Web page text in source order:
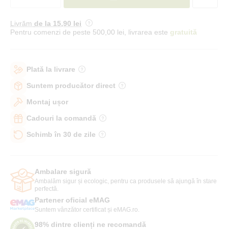
Livrăm de la 15,90 lei
Pentru comenzi de peste 500,00 lei, livrarea este gratuită
Plată la livrare
Suntem producător direct
Montaj ușor
Cadouri la comandă
Schimb în 30 de zile
Ambalare sigură
Ambalăm sigur și ecologic, pentru ca produsele să ajungă în stare
perfectă.
Partener oficial eMAG
Suntem vânzător certificat și eMAG.ro.
98% dintre clienți ne recomandă